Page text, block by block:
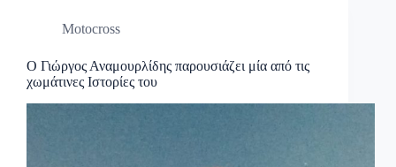
Motocross
Ο Γιώργος Αναμουρλίδης παρουσιάζει μία από τις
χωμάτινες Ιστορίες του